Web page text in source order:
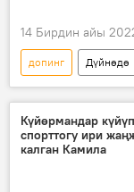
14 Бирдин айы
допинг Дүйнөдө
Пекин
Камила Валиева
Күйөрмандар
спорттогу ири
калган Камила